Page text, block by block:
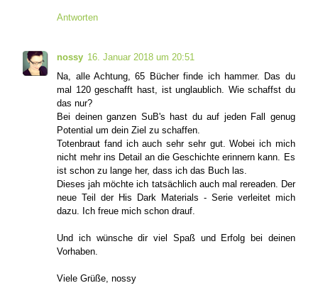
Antworten
nossy 16. Januar 2018 um 20:51
Na, alle Achtung, 65 Bücher finde ich hammer. Das du
mal 120 geschafft hast, ist unglaublich. Wie schaffst du
das nur?
Bei deinen ganzen SuB's hast du auf jeden Fall genug
Potential um dein Ziel zu schaffen.
Totenbraut fand ich auch sehr sehr gut. Wobei ich mich
nicht mehr ins Detail an die Geschichte erinnern kann. Es
ist schon zu lange her, dass ich das Buch las.
Dieses jah möchte ich tatsächlich auch mal rereaden. Der
neue Teil der His Dark Materials - Serie verleitet mich
dazu. Ich freue mich schon drauf.
Und ich wünsche dir viel Spaß und Erfolg bei deinen
Vorhaben.
Viele Grüße, nossy